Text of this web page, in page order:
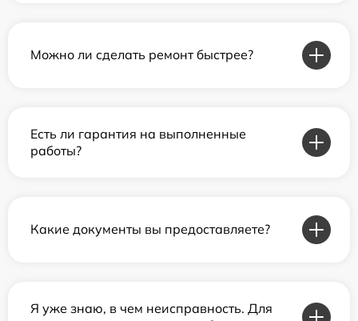
Можно ли сделать ремонт быстрее?
Есть ли гарантия на выполненные
работы?
Какие документы вы предоставляете?
Я уже знаю, в чем неисправность. Для